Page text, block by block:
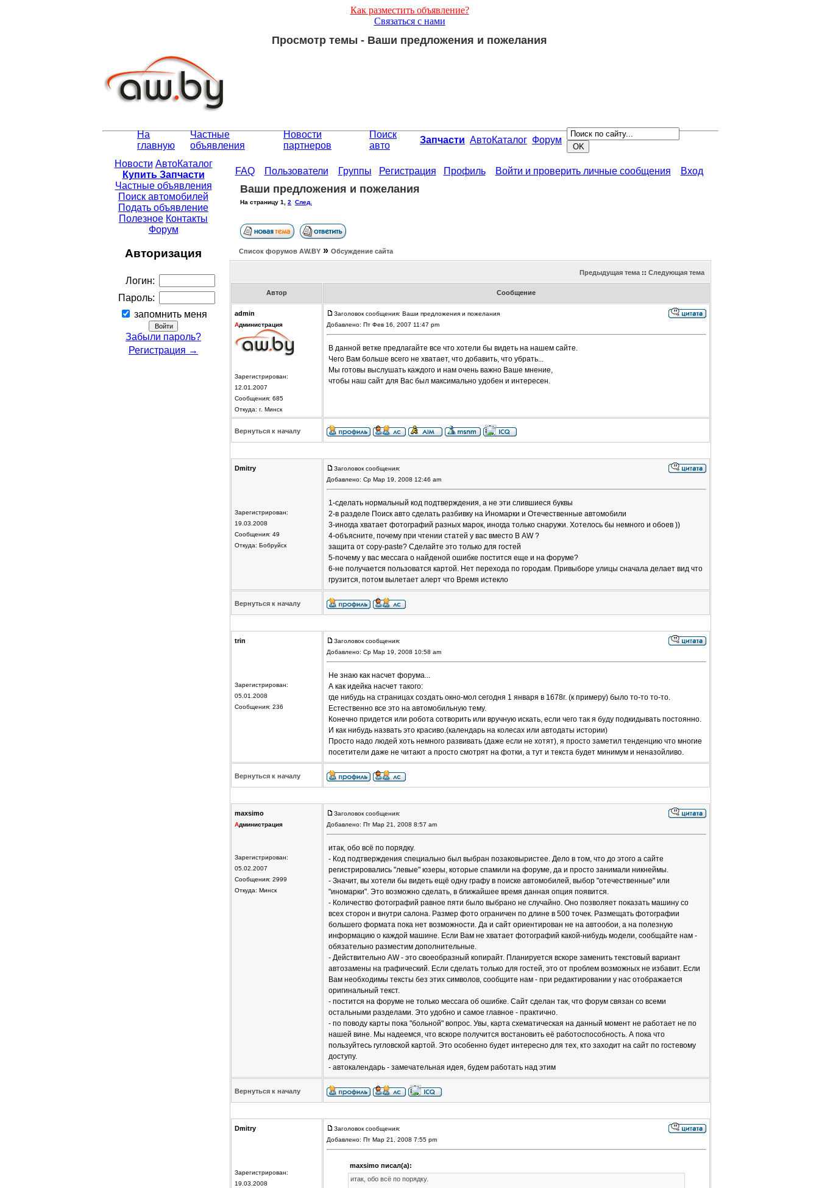
Как разместить объявление?
Связаться с нами
Просмотр темы - Ваши предложения и пожелания
На
главную
Частные
объявления
Новости
партнеров
Поиск
авто
Запчасти АвтоКаталог Форум
Новости АвтоКаталог
Купить Запчасти
Частные объявления
Поиск автомобилей
Подать объявление
Полезное Контакты
Форум
Авторизация
Логин:
Пароль:
запомнить меня
Забыли пароль?
Регистрация →
FAQ Пользователи Группы Регистрация Профиль Войти и проверить личные сообщения Вход
Ваши предложения и пожелания
На страницу 1 2 След.
Список форумов АW.BY» Обсуждение сайта
Предыдущая тема:: Следующая тема
Автор Сообщение
admin
Администрация
Зарегистрирован:
12.01.2007
Сообщения: 685
Откуда: г. Минск
Заголовок сообщения: Ваши предложения и пожелания
Добавлено: Пт Фев 16, 2007 11:47 pm
В данной ветке предлагайте все что хотели бы видеть на нашем сайте.
Чего Вам больше всего не хватает, что добавить, что убрать...
Мы готовы выслушать каждого и нам очень важно Ваше мнение,
чтобы наш сайт для Вас был максимально удобен и интересен.
Вернуться к началу
Dmitry
Зарегистрирован:
19.03.2008
Сообщения: 49
Откуда: Бобруйск
Заголовок сообщения:
Добавлено: Ср Мар 19, 2008 12:46 am
1-сделать нормальный код подтверждения, а не эти слившиеся буквы
2-в разделе Поиск авто сделать разбивку на Иномарки и Отечественные автомобили
3-иногда хватает фотографий разных марок, иногда только снаружи. Хотелось бы немного и обоев ))
4-объясните, почему при чтении статей у вас вместо В AW ?
защита от copy-paste? Сделайте это только для гостей
5-почему у вас мессага о найденой ошибке постится еще и на форуме?
6-не получается пользоватся картой. Нет перехода по городам. Привыборе улицы сначала делает вид что
грузится, потом вылетает алерт что Время истекло
Вернуться к началу
trin
Зарегистрирован:
05.01.2008
Сообщения: 236
Заголовок сообщения:
Добавлено: Ср Мар 19, 2008 10:58 am
Не знаю как насчет форума...
А как идейка насчет такого:
где нибудь на страницах создать окно-мол сегодня 1 января в 1678г. (к примеру) было то-то то-то.
Естественно все это на автомобильную тему.
Конечно придется или робота сотворить или вручную искать, если чего так я буду подкидывать постоянно.
И как нибудь назвать это красиво.(календарь на колесах или автодаты истории)
Просто надо людей хоть немного развивать (даже если не хотят), я просто заметил тенденцию что многие
посетители даже не читают а просто смотрят на фотки, а тут и текста будет минимум и неназойливо.
Вернуться к началу
maxsimo
Администрация
Зарегистрирован:
05.02.2007
Сообщения: 2999
Откуда: Минск
Заголовок сообщения:
Добавлено: Пт Мар 21, 2008 8:57 am
итак, обо всё по порядку.
- Код подтверждения специально был выбран позаковыристее. Дело в том, что до этого а сайте
регистрировались "левые" юзеры, которые спамили на форуме, да и просто занимали никнеймы.
- Значит, вы хотели бы видеть ещё одну графу в поиске автомобилей, выбор "отечественные" или
"иномарки". Это возможно сделать, в ближайшее время данная опция появится.
- Количество фотографий равное пяти было выбрано не случайно. Оно позволяет показать машину со
всех сторон и внутри салона. Размер фото ограничен по длине в 500 точек. Размещать фотографии
большего формата пока нет возможности. Да и сайт ориентирован не на автообои, а на полезную
информацию о каждой машине. Если Вам не хватает фотографий какой-нибудь модели, сообщайте нам -
обязательно разместим дополнительные.
- Действительно AW - это своеобразный копирайт. Планируется вскоре заменить текстовый вариант
автозамены на графический. Если сделать только для гостей, это от проблем возможных не избавит. Если
Вам необходимы тексты без этих символов, сообщите нам - при редактировании у нас отображается
оригинальный текст.
- постится на форуме не только мессага об ошибке. Сайт сделан так, что форум связан со всеми
остальными разделами. Это удобно и самое главное - практично.
- по поводу карты пока "больной" вопрос. Увы, карта схематическая на данный момент не работает не по
нашей вине. Мы надеемся, что вскоре получится востановить её работоспособность. А пока что
пользуйтесь гугловской картой. Это особенно будет интересно для тех, кто заходит на сайт по гостевому
доступу.
- автокалендарь - замечательная идея, будем работать над этим
Вернуться к началу
Dmitry
Зарегистрирован:
19.03.2008
Заголовок сообщения:
Добавлено: Пт Мар 21, 2008 7:55 pm
maxsimo писал(а):
итак, обо всё по порядку.